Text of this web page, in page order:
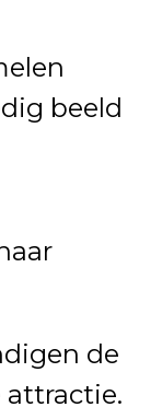
beeld
de
attractie.